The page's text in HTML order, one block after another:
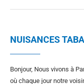
NUISANCES
Bonjour, Nous vivons à
où chaque jour notre